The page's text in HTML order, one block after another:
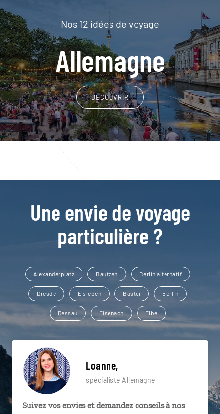
Nos 12 idées de voyage
Allemagne
DÉCOUVRIR
Une envie de voyage
particulière ?
Alexanderplatz Bautzen Berlin alternatif
Dresde Eisleben Bastei Berlin
Dessau Eisenach Elbe
Loanne,
spécialiste Allemagne
Suivez vos envies et demandez conseils à nos